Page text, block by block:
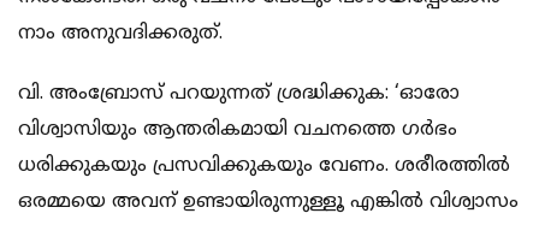
നാം അനുവദിക്കരുത്.
വി. അംബ്രോസ് പറയുന്നത് ശ്രദ്ധിക്കുക: ‘ഓരോ
വിശ്വാസിയും ആന്തരികമായി വചനത്തെ ഗര്‍ഭം
ധരിക്കുകയും പ്രസവിക്കുകയും വേണം. ശരീരത്തില്‍
ഒരമ്മയെ അവന് ഉണ്ടായിരുന്നുള്ളൂ എങ്കില്‍ വിശ്വാസം